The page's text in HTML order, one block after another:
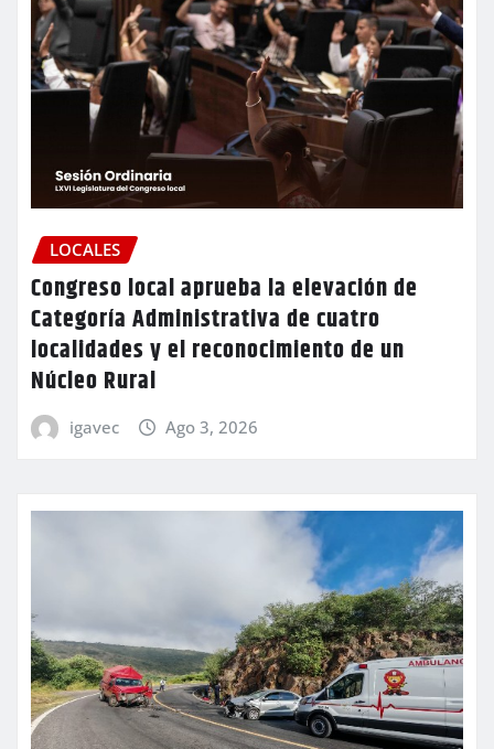
LOCALES
Congreso local aprueba la elevación de
Categoría Administrativa de cuatro
localidades y el reconocimiento de un
Núcleo Rural
igavec Ago 3, 2026